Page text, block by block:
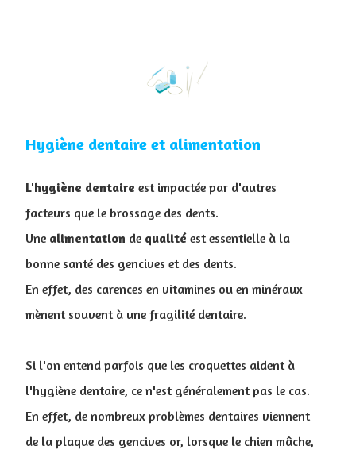
Hygiène dentaire et alimentation
L'hygiène dentaire est impactée par d'autres
facteurs que le brossage des dents.
Une alimentation de qualité est essentielle à la
bonne santé des gencives et des dents.
En effet, des carences en vitamines ou en minéraux
mènent souvent à une fragilité dentaire.
Si l'on entend parfois que les croquettes aident à
l'hygiène dentaire, ce n'est généralement pas le cas.
En effet, de nombreux problèmes dentaires viennent
de la plaque des gencives or, lorsque le chien mâche,